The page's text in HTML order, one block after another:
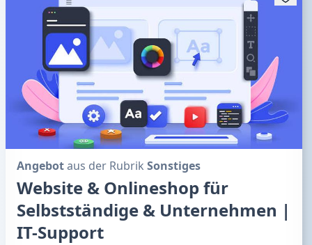
Angebotaus der Rubrik Sonstiges
Website & Onlineshop für
Selbstständige & Unternehmen |
IT-Support